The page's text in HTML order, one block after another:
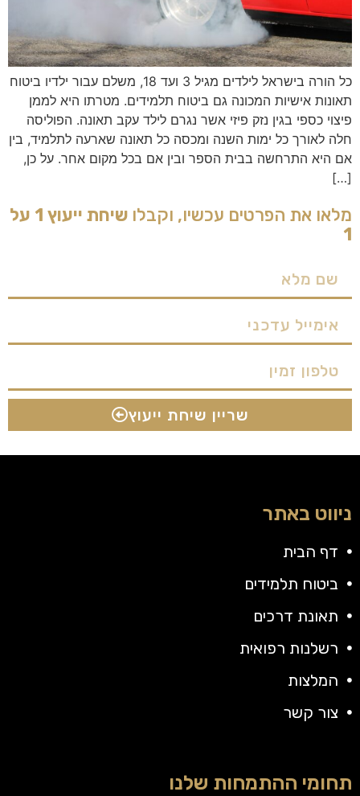
כל הורה בישראל לילדים מגיל 3 ועד 18, משלם עבור ילדיו ביטוח
תאונות אישיות המכונה גם ביטוח תלמידים. מטרתו היא לממן
פיצוי כספי בגין נזק פיזי אשר נגרם לילד עקב תאונה. הפוליסה
חלה לאורך כל ימות השנה ומכסה כל תאונה שארעה לתלמיד, בין
אם היא התרחשה בבית הספר ובין אם בכל מקום אחר. על כן,
[…]
מלאו את הפרטים עכשיו, וקבלו
שיחת ייעוץ 1 על
1
שריין שיחת ייעוץ
ניווט באתר
דף הבית
ביטוח תלמידים
תאונת דרכים
רשלנות רפואית
המלצות
צור קשר
תחומי ההתמחות שלנו